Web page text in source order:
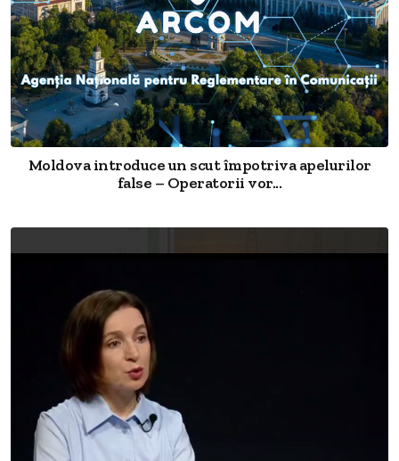
Moldova introduce un scut împotriva apelurilor
false – Operatorii vor...